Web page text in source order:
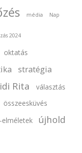
média Nap
2024
oktatás
stratégia
Rita
választás
összeesküvés
elméletek újhold